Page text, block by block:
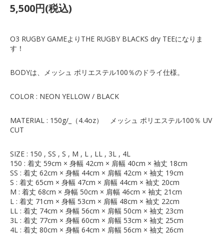
5,500円(税込)
O3 RUGBY GAMEよりTHE RUGBY BLACKS dry TEEになりま
す！
BODYは、メッシュ ポリエステル100％のドライ仕様。
COLOR : NEON YELLOW / BLACK
MATERIAL : 150g/_（4.4oz） メッシュ ポリエステル100％ UV
CUT
SIZE : 150 , SS , S , M , L , LL , 3L , 4L
150 : 着丈 59cm × 身幅 42cm × 肩幅 40cm × 袖丈 18cm
SS : 着丈 62cm × 身幅 44cm × 肩幅 42cm × 袖丈 19cm
S : 着丈 65cm × 身幅 47cm × 肩幅 44cm × 袖丈 20cm
M : 着丈 68cm × 身幅 50cm × 肩幅 46cm × 袖丈 21cm
L : 着丈 71cm × 身幅 53cm × 肩幅 48cm × 袖丈 22cm
LL : 着丈 74cm × 身幅 56cm × 肩幅 50cm × 袖丈 23cm
3L : 着丈 77cm × 身幅 60cm × 肩幅 53cm × 袖丈 25cm
4L : 着丈 80cm × 身幅 64cm × 肩幅 56cm × 袖丈 26cm